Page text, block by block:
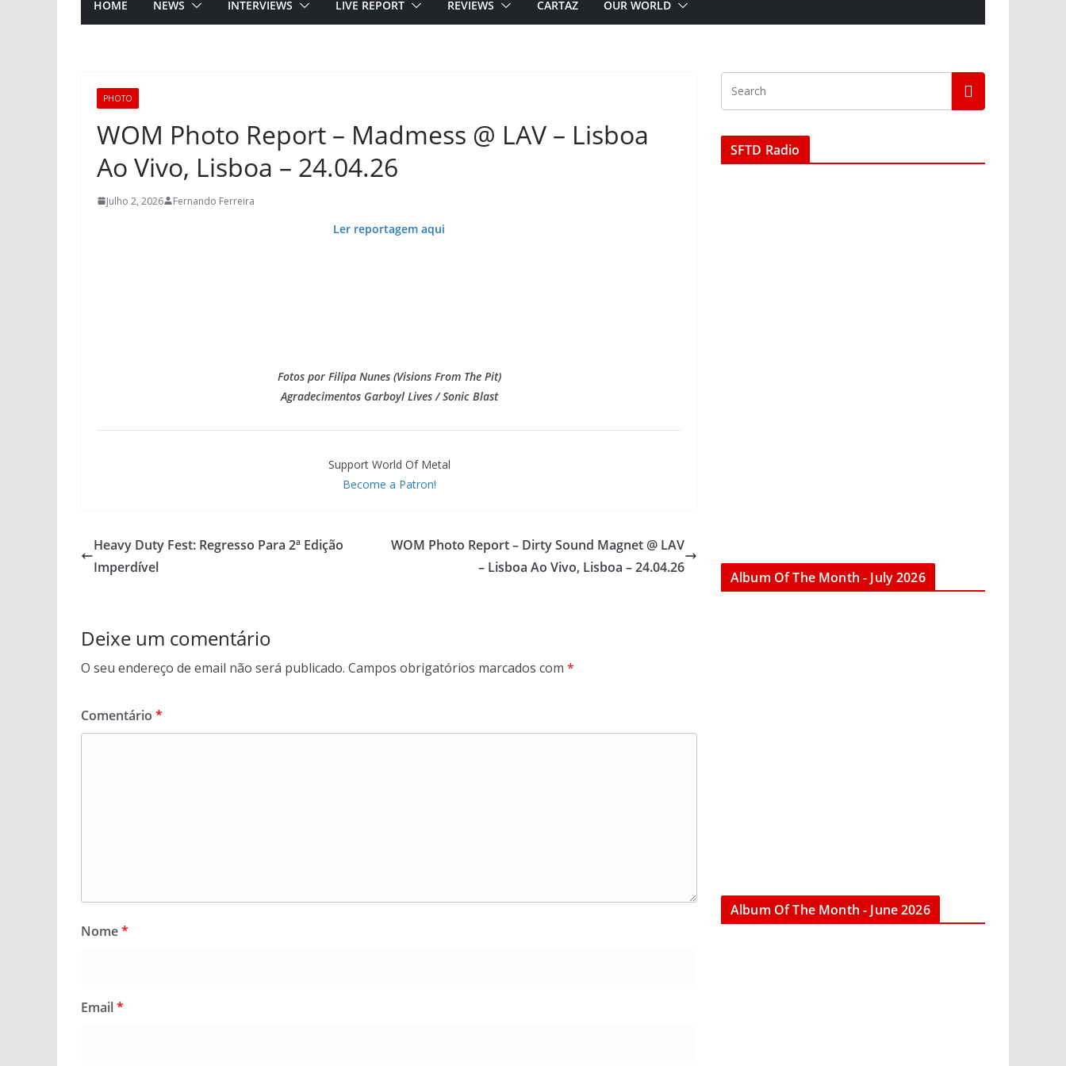
HOME NEWS INTERVIEWS LIVE REPORT REVIEWS CARTAZ OUR WORLD
PHOTO
WOM Photo Report – Madmess @ LAV – Lisboa
Ao Vivo, Lisboa – 24.04.26
Julho 2, 2026 Fernando Ferreira
Ler reportagem aqui
Fotos por Filipa Nunes (Visions From The Pit)
Agradecimentos Garboyl Lives / Sonic Blast
Support World Of Metal
Become a Patron!
Heavy Duty Fest: Regresso Para 2ª Edição
Imperdível
WOM Photo Report – Dirty Sound Magnet @ LAV
– Lisboa Ao Vivo, Lisboa – 24.04.26
Deixe um comentário
O seu endereço de email não será publicado. Campos obrigatórios marcados com *
Comentário *
Nome*
Email*
SFTD Radio
Album Of The Month - July 2026
Album Of The Month - June 2026